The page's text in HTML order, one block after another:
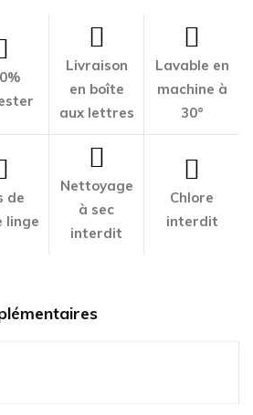
Livraison
en boîte
aux lettres
Lavable en
machine à
30°
de
linge
Nettoyage
à sec
interdit
Chlore
interdit